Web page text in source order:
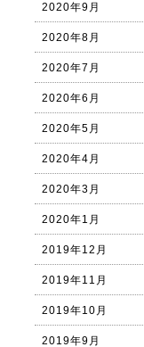
2020年9月
2020年8月
2020年7月
2020年6月
2020年5月
2020年4月
2020年3月
2020年1月
2019年12月
2019年11月
2019年10月
2019年9月